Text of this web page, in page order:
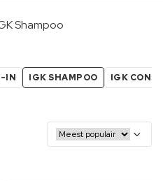
Shampoo
IN IGK SHAMPOO IGK